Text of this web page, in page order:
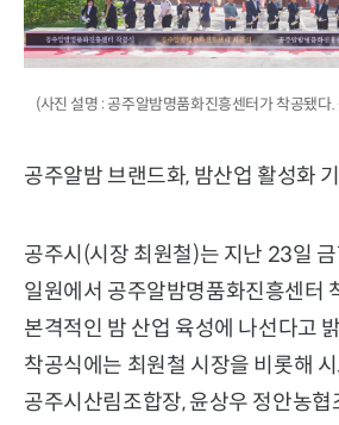
(사진 설명 : 공주알밤명품화진흥센터가 착공됐다
공주알밤 브랜드화, 밤산업 활성화
공주시(시장 최원철)는 지난 23일
일원에서 공주알밤명품화진흥센터
본격적인 밤 산업 육성에 나선다고
착공식에는 최원철 시장을 비롯해
공주시산림조합장, 윤상우 정안농협